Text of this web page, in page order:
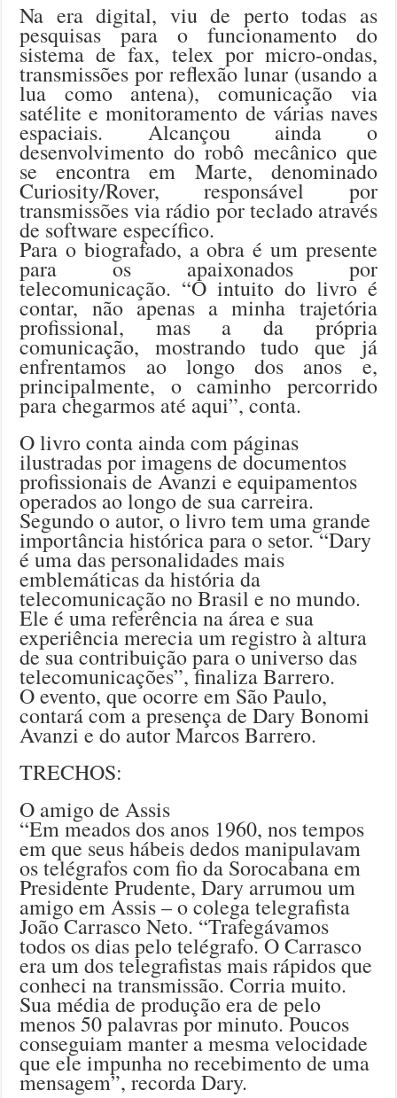
Na era digital, viu de perto todas as
pesquisas para o funcionamento do
sistema de fax, telex por micro-ondas,
transmissões por reflexão lunar (usando a
lua como antena), comunicação via
satélite e monitoramento de várias naves
espaciais. Alcançou ainda o
desenvolvimento do robô mecânico que
se encontra em Marte, denominado
Curiosity/Rover, responsável por
transmissões via rádio por teclado através
de software específico.
Para o biografado, a obra é um presente
para os apaixonados por
telecomunicação. “O intuito do livro é
contar, não apenas a minha trajetória
profissional, mas a da própria
comunicação, mostrando tudo que já
enfrentamos ao longo dos anos e,
principalmente, o caminho percorrido
para chegarmos até aqui”, conta.
O livro conta ainda com páginas
ilustradas por imagens de documentos
profissionais de Avanzi e equipamentos
operados ao longo de sua carreira.
Segundo o autor, o livro tem uma grande
importância histórica para o setor. “Dary
é uma das personalidades mais
emblemáticas da história da
telecomunicação no Brasil e no mundo.
Ele é uma referência na área e sua
experiência merecia um registro à altura
de sua contribuição para o universo das
telecomunicações”, finaliza Barrero.
O evento, que ocorre em São Paulo,
contará com a presença de Dary Bonomi
Avanzi e do autor Marcos Barrero.
TRECHOS:
O amigo de Assis
“Em meados dos anos 1960, nos tempos
em que seus hábeis dedos manipulavam
os telégrafos com fio da Sorocabana em
Presidente Prudente, Dary arrumou um
amigo em Assis – o colega telegrafista
João Carrasco Neto. “Trafegávamos
todos os dias pelo telégrafo. O Carrasco
era um dos telegrafistas mais rápidos que
conheci na transmissão. Corria muito.
Sua média de produção era de pelo
menos 50 palavras por minuto. Poucos
conseguiam manter a mesma velocidade
que ele impunha no recebimento de uma
mensagem”, recorda Dary.